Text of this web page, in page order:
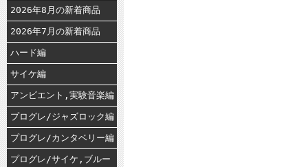
2026年8月の新着商品
2026年7月の新着商品
ハード編
サイケ編
アンビエント,実験音楽編
プログレ/ジャズロック編
プログレ/カンタベリー編
プログレ/サイケ,ブルー